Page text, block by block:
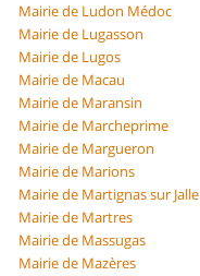
Mairie de Ludon Médoc
Mairie de Lugasson
Mairie de Lugos
Mairie de Macau
Mairie de Maransin
Mairie de Marcheprime
Mairie de Margueron
Mairie de Marions
Mairie de Martignas sur Jalle
Mairie de Martres
Mairie de Massugas
Mairie de Mazères